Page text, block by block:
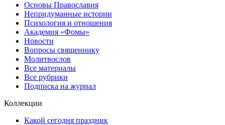
Основы Православия
Непридуманные истории
Психология и отношения
Академия «Фомы»
Новости
Вопросы священнику
Молитвослов
Все материалы
Все рубрики
Подписка на журнал
Коллекции
Какой сегодня праздник